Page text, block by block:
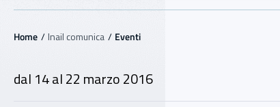
Navigazione - Ti trovi in:
Home Inail comunica Eventi
dal 14 al 22 marzo 2016